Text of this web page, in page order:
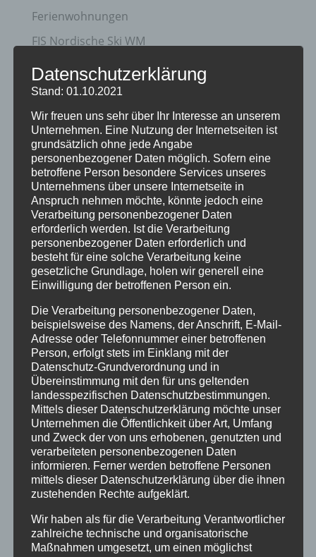
Ferienwohnungen
FIS Nordische Ski WM
Gäste
Gesundheit
Haus Partale
Info
Oberstdorf
Stellenangebot
Traveller Review Award
Urlaub
Veranstaltungstipp
Wintersport
Bei uns…
BERGBAHN UNLIMITED
Datenschutzerklärung
Stand: 01.10.2021
Wir freuen uns sehr über Ihr Interesse an unserem
Unternehmen. Eine Nutzung der Internetseiten ist
grundsätzlich ohne jede Angabe
personenbezogener Daten möglich. Sofern eine
betroffene Person besondere Services unseres
Unternehmens über unsere Internetseite in
Anspruch nehmen möchte, könnte jedoch eine
Verarbeitung personenbezogener Daten
erforderlich werden. Ist die Verarbeitung
personenbezogener Daten erforderlich und
besteht für eine solche Verarbeitung keine
gesetzliche Grundlage, holen wir generell eine
Einwilligung der betroffenen Person ein.
Die Verarbeitung personenbezogener Daten,
beispielsweise des Namens, der Anschrift, E-Mail-
Adresse oder Telefonnummer einer betroffenen
Person, erfolgt stets im Einklang mit der
Datenschutz-Grundverordnung und in
Übereinstimmung mit den für uns geltenden
landesspezifischen Datenschutzbestimmungen.
Mittels dieser Datenschutzerklärung möchte unser
Unternehmen die Öffentlichkeit über Art, Umfang
und Zweck der von uns erhobenen, genutzten und
verarbeiteten personenbezogenen Daten
informieren. Ferner werden betroffene Personen
mittels dieser Datenschutzerklärung über die ihnen
zustehenden Rechte aufgeklärt.
Wir haben als für die Verarbeitung Verantwortlicher
zahlreiche technische und organisatorische
Maßnahmen umgesetzt, um einen möglichst